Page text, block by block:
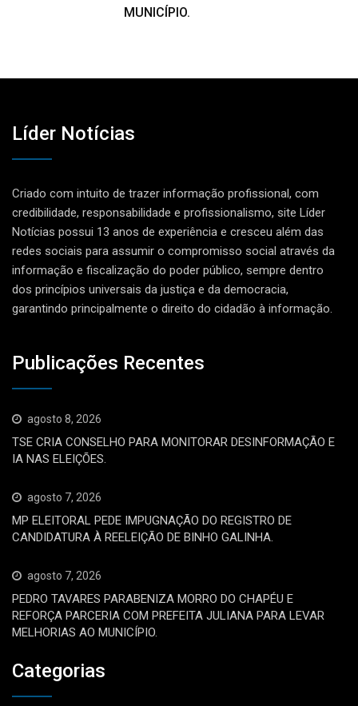
MUNICÍPIO.
Líder Notícias
Criado com intuito de trazer informação profissional, com
credibilidade, responsabilidade e profissionalismo, site Líder
Notícias possui 13 anos de experiência e cresceu além das
redes sociais para assumir o compromisso social através da
informação e fiscalização do poder público, sempre dentro
dos princípios universais da justiça e da democracia,
garantindo principalmente o direito do cidadão à informação.
Publicações Recentes
agosto 8, 2026
TSE CRIA CONSELHO PARA MONITORAR DESINFORMAÇÃO E
IA NAS ELEIÇÕES.
agosto 7, 2026
MP ELEITORAL PEDE IMPUGNAÇÃO DO REGISTRO DE
CANDIDATURA À REELEIÇÃO DE BINHO GALINHA.
agosto 7, 2026
PEDRO TAVARES PARABENIZA MORRO DO CHAPÉU E
REFORÇA PARCERIA COM PREFEITA JULIANA PARA LEVAR
MELHORIAS AO MUNICÍPIO.
Categorias